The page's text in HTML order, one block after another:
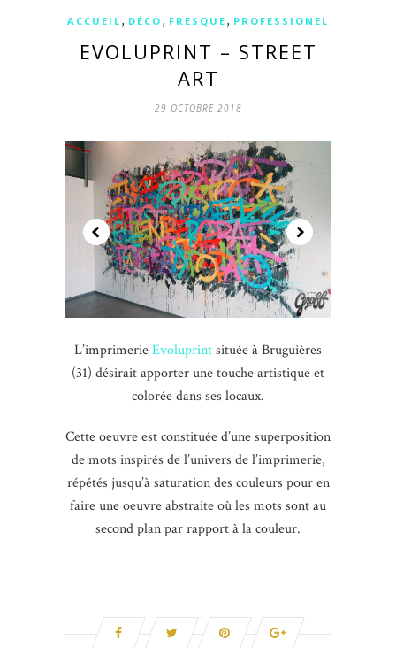
ACCUEIL , DÉCO , FRESQUE , PROFESSIONEL
EVOLUPRINT – STREET
ART
29 OCTOBRE 2018
L’imprimerieEvoluprintsituée à Bruguières
(31) désirait apporter une touche artistique et
colorée dans ses locaux.
Cette oeuvre est constituée d’une superposition
de mots inspirés de l’univers de l’imprimerie,
répétés jusqu’à saturation des couleurs pour en
faire une oeuvre abstraite où les mots sont au
second plan par rapport à la couleur.